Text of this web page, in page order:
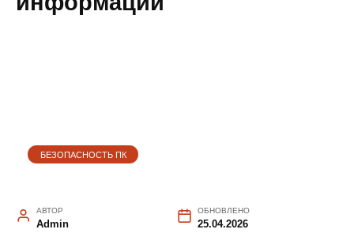
БЕЗОПАСНОСТЬ ПК
АВТОР
Admin
ОБНОВЛЕНО
25.04.2026